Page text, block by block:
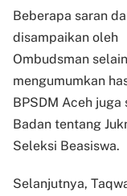
Beberapa saran
disampaikan oleh
Ombudsman
mengumumkan
BPSDM Aceh
Badan tentang
Seleksi Beasiswa.
Selanjutnya,